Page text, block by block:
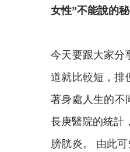
女性”不能說的
今天要跟大家分
道就比較短，排
著身處人生的不
長庚醫院的統計
膀胱炎。 由此